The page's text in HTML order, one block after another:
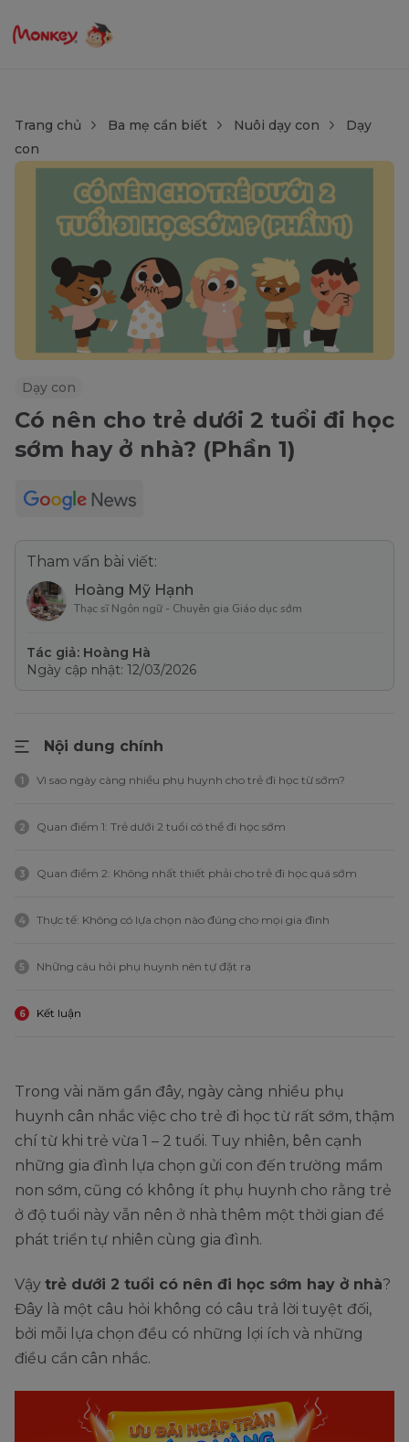
Trang chủ Ba mẹ cần biết Nuôi dạy con
Dạy
con
Dạy con
Có nên cho trẻ dưới 2 tuổi đi học
sớm hay ở nhà? (Phần 1)
Tham vấn bài viết:
Hoàng Mỹ Hạnh
Thạc sĩ Ngôn ngữ - Chuyên gia Giáo dục sớm
Tác giả: Hoàng Hà
Ngày cập nhật: 12/03/2026
Nội dung chính
1 Vì sao ngày càng nhiều phụ huynh cho trẻ đi học từ sớm?
2 Quan điểm 1: Trẻ dưới 2 tuổi có thể đi học sớm
3 Quan điểm 2: Không nhất thiết phải cho trẻ đi học quá sớm
4 Thực tế: Không có lựa chọn nào đúng cho mọi gia đình
5 Những câu hỏi phụ huynh nên tự đặt ra
6 Kết luận
Trong vài năm gần đây, ngày càng nhiều phụ
huynh cân nhắc việc cho trẻ đi học từ rất sớm, thậm
chí từ khi trẻ vừa 1 – 2 tuổi. Tuy nhiên, bên cạnh
những gia đình lựa chọn gửi con đến trường mầm
non sớm, cũng có không ít phụ huynh cho rằng trẻ
ở độ tuổi này vẫn nên ở nhà thêm một thời gian để
phát triển tự nhiên cùng gia đình.
Vậy trẻ dưới 2 tuổi có nên đi học sớm hay ở nhà?
Đây là một câu hỏi không có câu trả lời tuyệt đối,
bởi mỗi lựa chọn đều có những lợi ích và những
điều cần cân nhắc.